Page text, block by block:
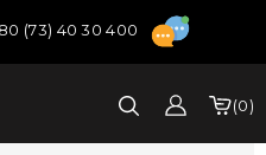
(73) 40 30 400
0